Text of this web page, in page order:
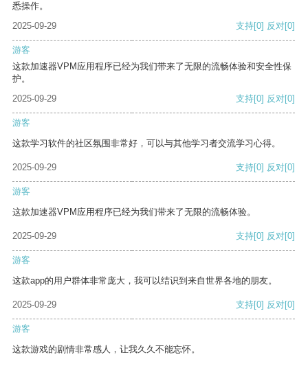
悉操作。
2025-09-29
支持[0] 反对[0]
游客
这款加速器VPM应用程序已经为我们带来了无限的流畅体验和安全性保
护。
2025-09-29
支持[0] 反对[0]
游客
这款学习软件的社区氛围非常好，可以与其他学习者交流学习心得。
2025-09-29 支持[0] 反对[0]
游客
这款加速器VPM应用程序已经为我们带来了无限的流畅体验。
2025-09-29 支持[0] 反对[0]
游客
这款app的用户群体非常庞大，我可以结识到来自世界各地的朋友。
2025-09-29 支持[0] 反对[0]
游客
这款游戏的剧情非常感人，让我久久不能忘怀。